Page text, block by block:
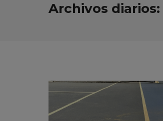
Archivos diarios: